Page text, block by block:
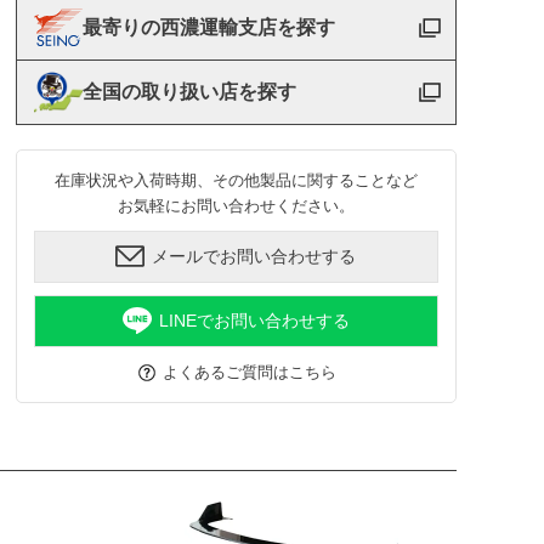
最寄りの西濃運輸支店を探す
全国の取り扱い店を探す
在庫状況や入荷時期、その他製品に関することなど
お気軽にお問い合わせください。
メールでお問い合わせする
LINEでお問い合わせする
よくあるご質問はこちら